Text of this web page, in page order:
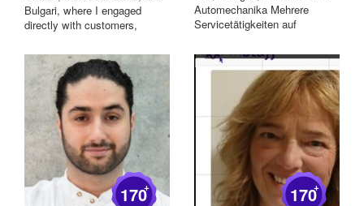
Bulgari, where I engaged
directly with customers,
Automechanika Mehrere
Servicetätigkeiten auf
...
170+ 170+